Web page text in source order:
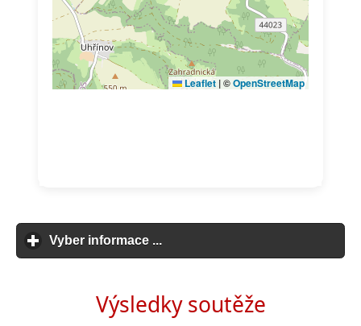
Vyber informace ...click to expand contents
Výsledky soutěže